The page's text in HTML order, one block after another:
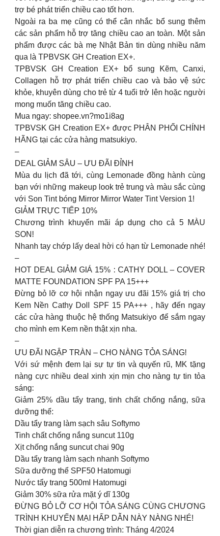
trợ bé phát triển chiều cao tốt hơn.
Ngoài ra ba mẹ cũng có thể cân nhắc bổ sung thêm
các sản phẩm hỗ trợ tăng chiều cao an toàn. Một sản
phẩm được các bà mẹ Nhật Bản tin dùng nhiều năm
qua là TPBVSK GH Creation EX+.
TPBVSK GH Creation EX+ bổ sung Kẽm, Canxi,
Collagen hỗ trợ phát triển chiều cao và bảo vệ sức
khỏe, khuyên dùng cho trẻ từ 4 tuổi trở lên hoặc người
mong muốn tăng chiều cao.
Mua ngay: shopee.vn?mo1i8ag
TPBVSK GH Creation EX+ được PHÂN PHỐI CHÍNH
HÃNG tại các cửa hàng matsukiyo.
–
DEAL GIẢM SÂU – ƯU ĐÃI ĐỈNH
Mùa du lịch đã tới, cùng Lemonade đồng hành cùng
bạn với những makeup look trẻ trung và màu sắc cùng
với Son Tint bóng Mirror Mirror Water Tint Version 1!
GIẢM TRỰC TIẾP 10%
Chương trình khuyến mãi áp dụng cho cả 5 MÀU
SON!
Nhanh tay chớp lấy deal hời có hạn từ Lemonade nhé!
–
HOT DEAL GIẢM GIÁ 15% : CATHY DOLL – COVER
MATTE FOUNDATION SPF PA 15+++
Đừng bỏ lỡ cơ hội nhận ngay ưu đãi 15% giá trị cho
Kem Nền Cathy Doll SPF 15 PA+++ , hãy đến ngay
các cửa hàng thuộc hệ thống Matsukiyo để sắm ngay
cho mình em Kem nền thật xịn nha.
–
ƯU ĐÃI NGẬP TRÀN – CHO NÀNG TỎA SÁNG!
Với sứ mệnh đem lại sự tự tin và quyến rũ, MK tặng
nàng cực nhiều deal xinh xịn mịn cho nàng tự tin tỏa
sáng:
Giảm 25% dầu tẩy trang, tinh chất chống nắng, sữa
dưỡng thể:
Dầu tẩy trang làm sạch sâu Softymo
Tinh chất chống nắng suncut 110g
Xịt chống nắng suncut chai 90g
Dầu tẩy trang làm sạch nhanh Softymo
Sữa dưỡng thể SPF50 Hatomugi
Nước tẩy trang 500ml Hatomugi
Giảm 30% sữa rửa mặt ý dĩ 130g
ĐỪNG BỎ LỠ CƠ HỘI TỎA SÁNG CÙNG CHƯƠNG
TRÌNH KHUYẾN MẠI HẤP DẪN NÀY NÀNG NHÉ!
Thời gian diễn ra chương trình: Tháng 4/2024